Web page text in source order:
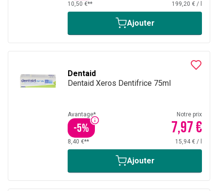
10,50 €** 199,20 € /
Ajouter
Dentaid
Dentaid Xeros Dentifrice 75ml
Avantage*
-5%
Notre prix
7,97 €
8,40 €** 15,94 € /
Ajouter